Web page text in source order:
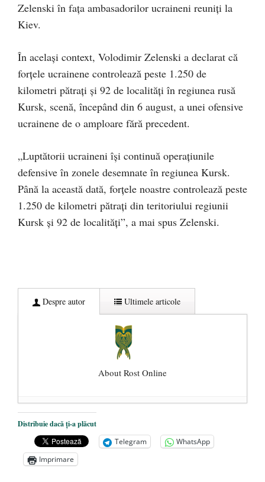
Zelenski în faţa ambasadorilor ucraineni reuniţi la
Kiev.
În acelaşi context, Volodimir Zelenski a declarat că
forţele ucrainene controlează peste 1.250 de
kilometri pătraţi şi 92 de localităţi în regiunea rusă
Kursk, scenă, începând din 6 august, a unei ofensive
ucrainene de o amploare fără precedent.
„Luptătorii ucraineni îşi continuă operaţiunile
defensive în zonele desemnate în regiunea Kursk.
Până la această dată, forţele noastre controlează peste
1.250 de kilometri pătraţi din teritoriului regiunii
Kursk şi 92 de localităţi”, a mai spus Zelenski.
Despre autor Ultimele articole
About Rost Online
Dezvăluiri cutremurătoare despre
președintele Ucrainei, Volodymyr
Zelensky
- 13 mai 2026
Statul care servește Națiunea
Distribuie dacă ți-a plăcut
Telegram
WhatsApp
Imprimare